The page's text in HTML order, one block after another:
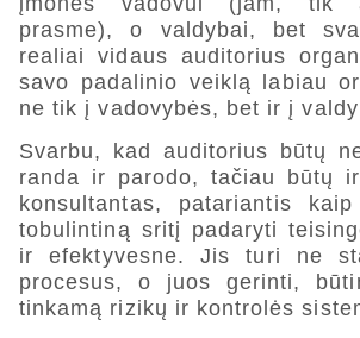
prasme), o valdybai, bet
realiai vidaus auditorius
savo padalinio veiklą labiau
ne tik į vadovybės, bet ir į
Svarbu, kad auditorius būtų
randa ir parodo, tačiau būtų
konsultantas, patariantis
tobulintiną sritį padaryti
ir efektyvesne. Jis turi ne
procesus, o juos gerinti,
tinkamą rizikų ir kontrolės